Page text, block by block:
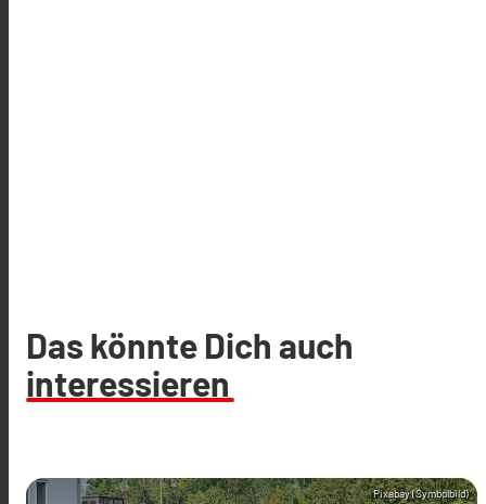
Das könnte Dich auch
interessieren
Pixabay (Symbolbild)